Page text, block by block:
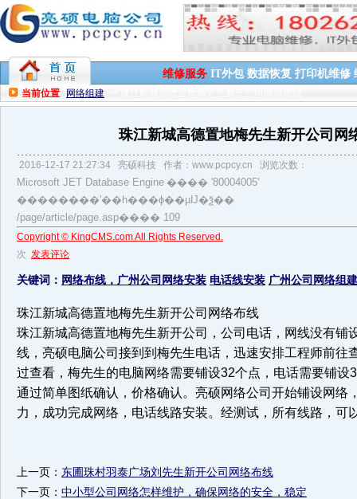
维修服务 IT外包 数据恢复 打印机维修
当前位置 网络组建
珠江新城高德置地梅先生新开公司网
2016-12-17 21:27:34 亮硕科技 作者：www.pcpcy.cn 浏览次数：
Microsoft JET Database Engine ���� '80004005'
��������ʹ��һ���ɸ��µĲ�ѯ��
/page/article/page.asp���� 109
Copyright © KingCMS.com All Rights Reserved.
次 发表评论
关键词： 网络布线，广州公司网络安装 电话线安装 广州公司网络组建
珠江新城高德置地梅先生新开公司 网络布线
珠江新城高德置地梅先生新开公司 ， 公司 电话 ， 网线没有铺
线 ， 亮硕电脑公司 接到 到 梅先生电话 ， 迅速安排工程师前往
过查看 ， 梅先生的电脑网络需要铺设32个点 ， 电话需要铺设3
通过简单图纸确认 ， 价格确认 。 亮硕网络公司 开始铺设网络
力 ， 成功完成网络 ， 电话线路安装。 经测试 ， 所有线路 ， 可
上一页： 东圃珠村羽泰广场刘先生新开公司网络布线
下一页： 中小型公司网络怎样维护，确保网络的安全，稳定